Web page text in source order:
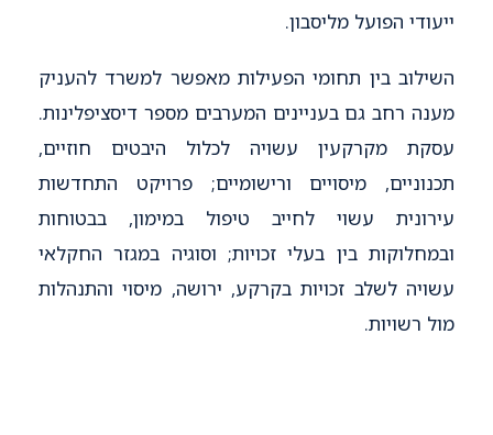
ייעודי הפועל מליסבון.
השילוב בין תחומי הפעילות מאפשר למשרד להעניק
מענה רחב גם בעניינים המערבים מספר דיסציפלינות.
עסקת מקרקעין עשויה לכלול היבטים חוזיים,
תכנוניים, מיסויים ורישומיים; פרויקט התחדשות
עירונית עשוי לחייב טיפול במימון, בבטוחות
ובמחלוקות בין בעלי זכויות; וסוגיה במגזר החקלאי
עשויה לשלב זכויות בקרקע, ירושה, מיסוי והתנהלות
מול רשויות.